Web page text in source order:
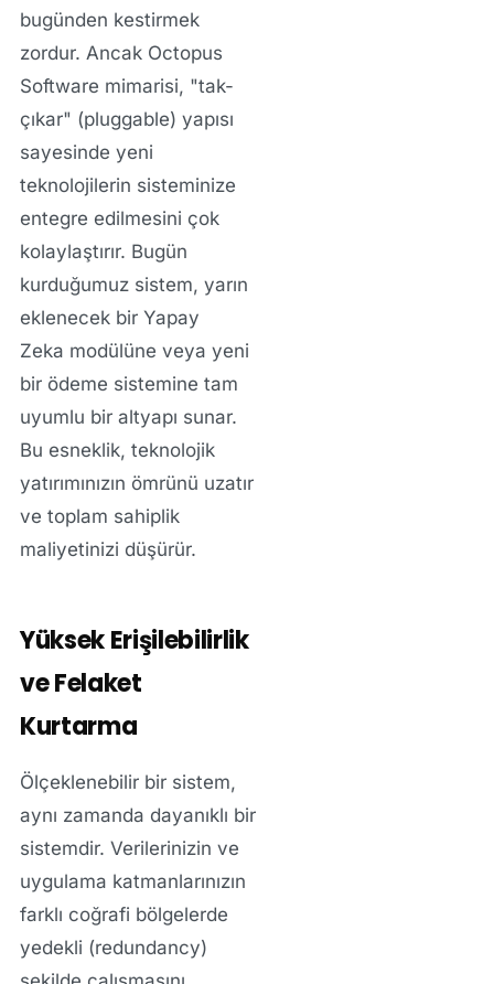
bugünden kestirmek
zordur. Ancak Octopus
Software mimarisi, "tak-
çıkar" (pluggable) yapısı
sayesinde yeni
teknolojilerin sisteminize
entegre edilmesini çok
kolaylaştırır. Bugün
kurduğumuz sistem, yarın
eklenecek bir Yapay
Zeka modülüne veya yeni
bir ödeme sistemine tam
uyumlu bir altyapı sunar.
Bu esneklik, teknolojik
yatırımınızın ömrünü uzatır
ve toplam sahiplik
maliyetinizi düşürür.
Yüksek Erişilebilirlik
ve Felaket
Kurtarma
Ölçeklenebilir bir sistem,
aynı zamanda dayanıklı bir
sistemdir. Verilerinizin ve
uygulama katmanlarınızın
farklı coğrafi bölgelerde
yedekli (redundancy)